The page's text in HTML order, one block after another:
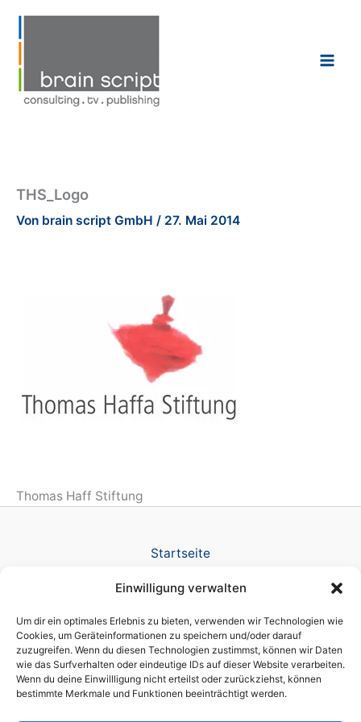
Einwilligung verwalten
Um dir ein optimales Erlebnis zu bieten, verwenden wir Technologien wie
Cookies, um Geräteinformationen zu speichern und/oder darauf
zuzugreifen. Wenn du diesen Technologien zustimmst, können wir Daten
wie das Surfverhalten oder eindeutige IDs auf dieser Website verarbeiten.
Wenn du deine Einwillligung nicht erteilst oder zurückziehst, können
bestimmte Merkmale und Funktionen beeinträchtigt werden.
THS_Logo
Von brain script GmbH / 27. Mai 2014
Thomas Haff Stiftung
Startseite
TV Produktion
News
Referenzen
Awards
Company
Datenschutz